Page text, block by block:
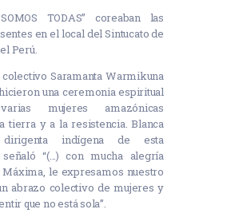
TODAS” coreaban las
en el local del Sintucato de
Perú.
Saramanta Warmikuna
una ceremonia espiritual
mujeres amazónicas
tierra y a la resistencia. Blanca
dirigenta indígena de esta
señaló “(…) con mucha alegría
le expresamos nuestro
abrazo colectivo de mujeres y
que no está sola”.